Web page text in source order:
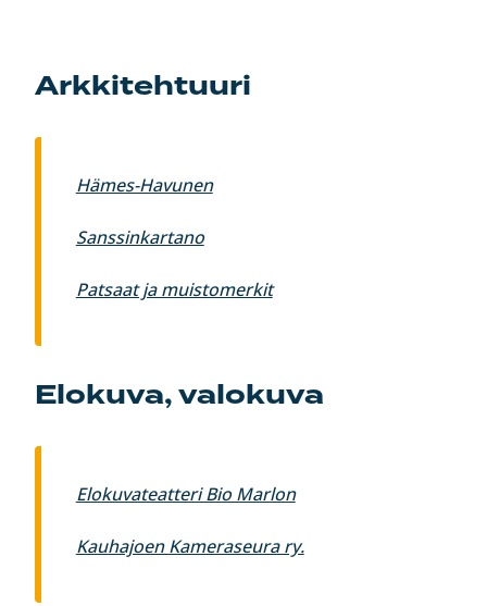
Arkkitehtuuri
Hämes-Havunen
Sanssinkartano
Patsaat ja muistomerkit
Elokuva, valokuva
Elokuvateatteri Bio Marlon
Kauhajoen Kameraseura ry.